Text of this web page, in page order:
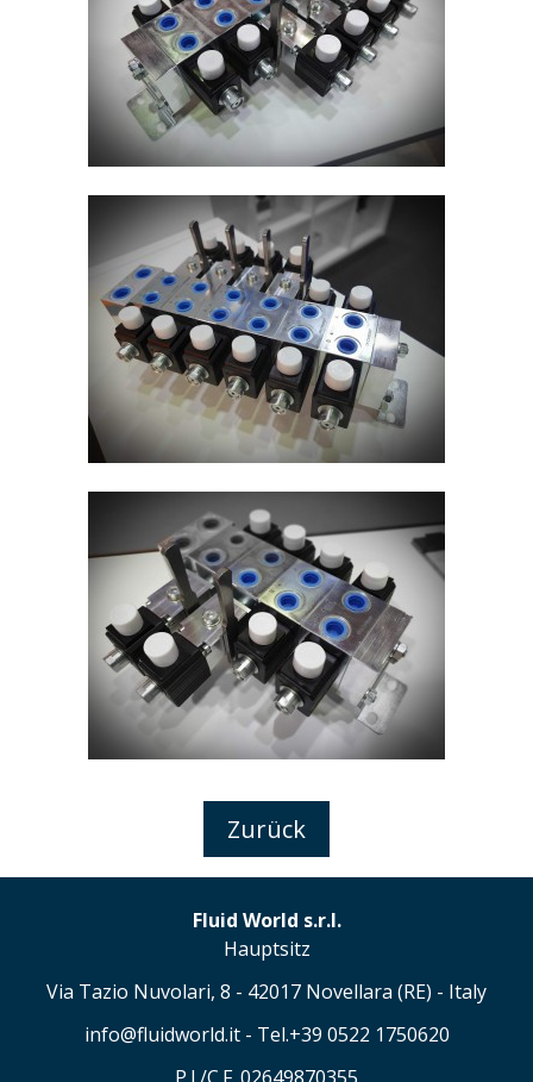
Zurück
Fluid World s.r.l.
Hauptsitz
Via Tazio Nuvolari, 8 - 42017 Novellara (RE) - Italy
info@fluidworld.it - Tel.+39 0522 1750620